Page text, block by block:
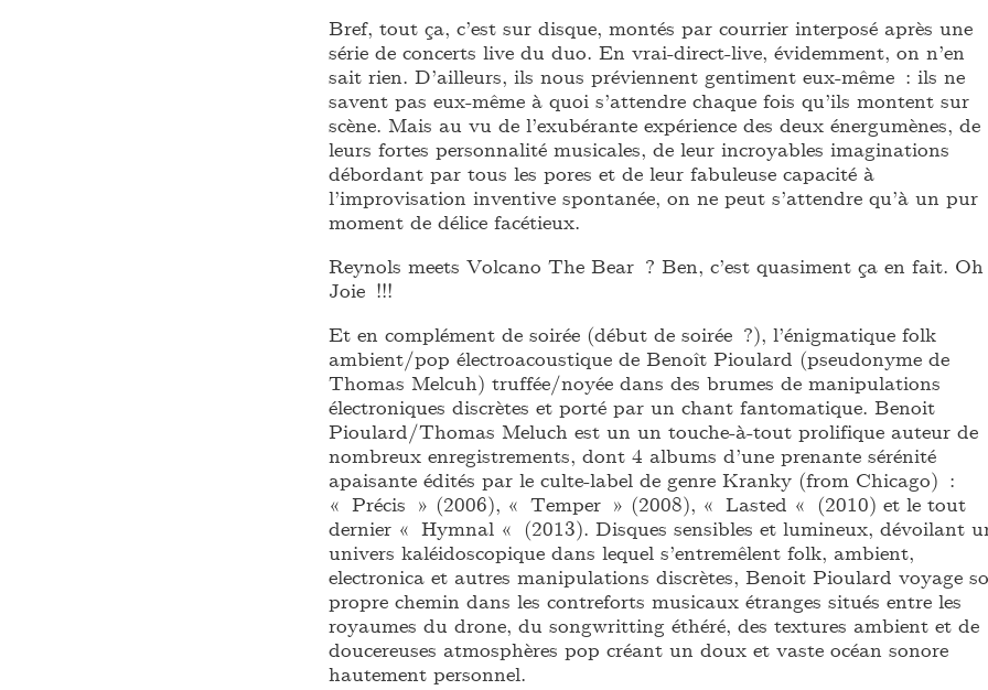
Bref, tout ça, c’est sur disque, montés par courrier interposé après une
série de concerts live du duo. En vrai-direct-live, évidemment, on n’en
sait rien. D’ailleurs, ils nous préviennent gentiment eux-même : ils ne
savent pas eux-même à quoi s’attendre chaque fois qu’ils montent sur
scène. Mais au vu de l’exubérante expérience des deux énergumènes, de
leurs fortes personnalité musicales, de leur incroyables imaginations
débordant par tous les pores et de leur fabuleuse capacité à
l’improvisation inventive spontanée, on ne peut s’attendre qu’à un pur
moment de délice facétieux.
Reynols meets Volcano The Bear ? Ben, c’est quasiment ça en fait. Oh
Joie !!!
Et en complément de soirée (début de soirée ?), l’énigmatique folk
ambient/pop électroacoustique de Benoît Pioulard (pseudonyme de
Thomas Melcuh) truffée/noyée dans des brumes de manipulations
électroniques discrètes et porté par un chant fantomatique. Benoit
Pioulard/Thomas Meluch est un un touche-à-tout prolifique auteur de
nombreux enregistrements, dont 4 albums d’une prenante sérénité
apaisante édités par le culte-label de genre Kranky (from Chicago) :
« Précis » (2006), « Temper » (2008), « Lasted « (2010) et le tout
dernier « Hymnal « (2013). Disques sensibles et lumineux, dévoilant
univers kaléidoscopique dans lequel s’entremêlent folk, ambient,
electronica et autres manipulations discrètes, Benoit Pioulard voyage
propre chemin dans les contreforts musicaux étranges situés entre les
royaumes du drone, du songwritting éthéré, des textures ambient et de
doucereuses atmosphères pop créant un doux et vaste océan sonore
hautement personnel.